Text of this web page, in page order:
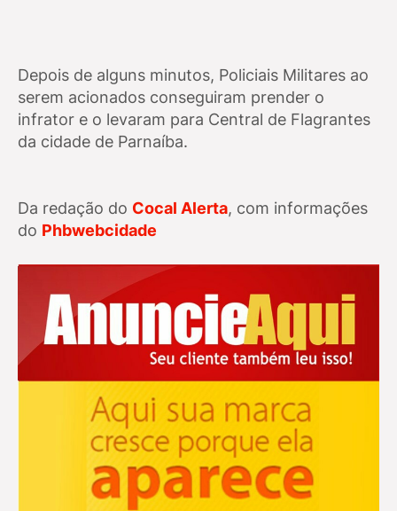
Depois de alguns minutos, Policiais Militares ao
serem acionados conseguiram prender o
infrator e o levaram para Central de Flagrantes
da cidade de Parnaíba.
Da redação do Cocal Alerta, com informações
do Phbwebcidade